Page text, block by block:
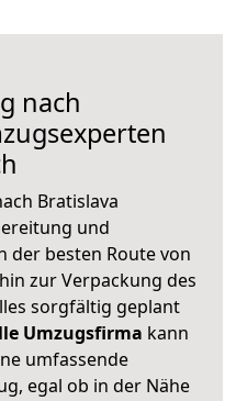
nach
Bratislava
und
der besten Route von
zur Verpackung des
sorgfältig geplant
Umzugsfirma kann
umfassende
egal ob in der Nähe